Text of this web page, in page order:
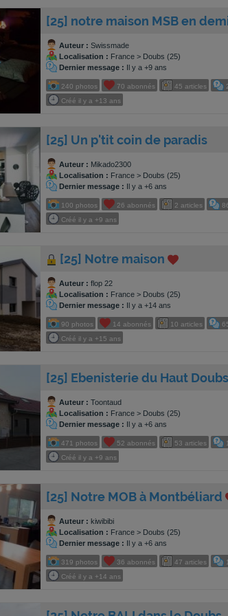
[25] notre maison MSB en
Auteur : Swissmade
Localisation : France > Doubs (25)
Dernier message : Il y a +9 ans
240 photos 70 abonnés 45 articles
Créé il y a +13 ans
[25] Un p'tit coin de paradis
Auteur : Mikado2300
Localisation : France > Doubs (25)
Dernier message : Il y a +6 ans
100 photos 26 abonnés 2 articles
Créé il y a +9 ans
[25] Notre maison
Auteur : flop 22
Localisation : France > Doubs (25)
Dernier message : Il y a +14 ans
90 photos 14 abonnés 10 articles
Créé il y a +15 ans
[25] Ebenisterie du Haut Doubs
Auteur : Toontaud
Localisation : France > Doubs (25)
Dernier message : Il y a +6 ans
471 photos 52 abonnés 53 articles
Créé il y a +9 ans
[25] Notre MOB à Montbéliard
Auteur : kiwibibi
Localisation : France > Doubs (25)
Dernier message : Il y a +6 ans
319 photos 36 abonnés 47 articles
Créé il y a +14 ans